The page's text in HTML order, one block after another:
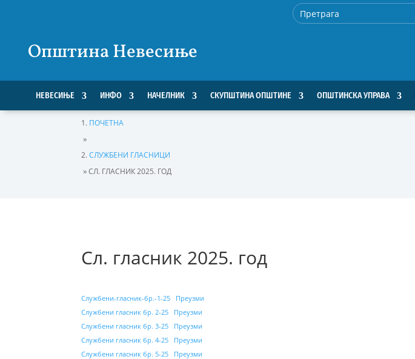
Општина Невесиње
НЕВЕСИЊЕ ИНФО НАЧЕЛНИК СКУПШТИНА ОПШТИНЕ ОПШТИНСКА УПРАВА
ПОЧЕТНА
»
СЛУЖБЕНИ ГЛАСНИЦИ
»СЛ. ГЛАСНИК 2025. ГОД
Сл. гласник 2025. год
Службени-гласник-бр.-1-25
Преузми
Службени гласник бр. 2-25
Преузми
Службени гласник бр. 3-25
Преузми
Службени гласник бр. 4-25
Преузми
Службени гласник бр. 5-25
Преузми